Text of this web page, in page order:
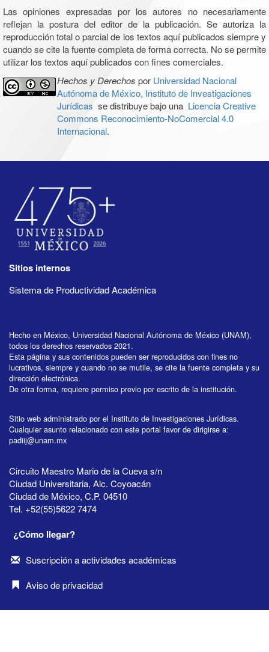
Las opiniones expresadas por los autores no necesariamente
reflejan la postura del editor de la publicación. Se autoriza la
reproducción total o parcial de los textos aquí publicados siempre y
cuando se cite la fuente completa de forma correcta. No se permite
utilizar los textos aquí publicados con fines comerciales.
Hechos y Derechos por Universidad Nacional
Autónoma de México, Instituto de Investigaciones
Jurídicas se distribuye bajo una Licencia Creative
Commons Reconocimiento-NoComercial 4.0
Internacional.
Sitios internos
Sistema de Productividad Académica
Hecho en México, Universidad Nacional Autónoma de México (UNAM),
todos los derechos reservados 2021.
Esta página y sus contenidos pueden ser reproducidos con fines no
lucrativos, siempre y cuando no se mutile, se cite la fuente completa y su
dirección electrónica.
De otra forma, requiere permiso previo por escrito de la institución.
Sitio web administrado por el Instituto de Investigaciones Jurídicas.
Cualquier asunto relacionado con este portal favor de dirigirse a:
padiij@unam.mx
Circuito Maestro Mario de la Cueva s/n
Ciudad Universitaria, Alc. Coyoacán
Ciudad de México, C.P. 04510
Tel. +52(55)5622 7474
¿Cómo llegar?
Suscripción a actividades académicas
Aviso de privacidad